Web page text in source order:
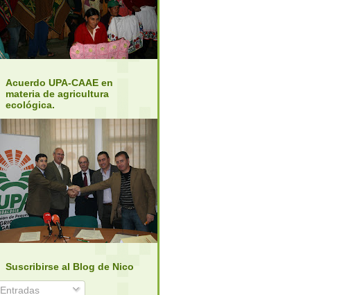
Acuerdo UPA-CAAE en
materia de agricultura
ecológica.
Suscribirse al Blog de Nico
Entradas